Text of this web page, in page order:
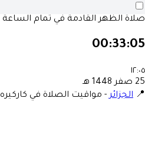
صلاة الظهر القادمة في تمام الساعة
00:33:05
١٢:٠٥
25 صفر 1448 هـ
📍 الجزائر- مواقيت الصلاة في كاركيره